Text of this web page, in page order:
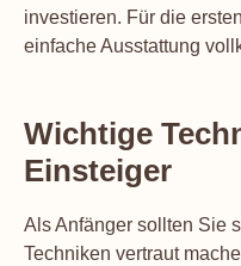
investieren. Für die
einfache Ausstattung
Wichtige
Einsteiger
Als Anfänger sollten Sie
Techniken vertraut